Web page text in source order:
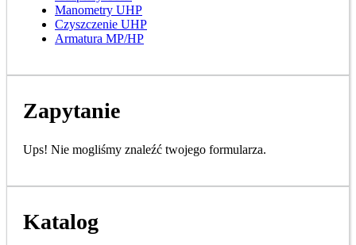
Manometry UHP
Czyszczenie UHP
Armatura MP/HP
Zapytanie
Ups! Nie mogliśmy znaleźć twojego formularza.
Katalog